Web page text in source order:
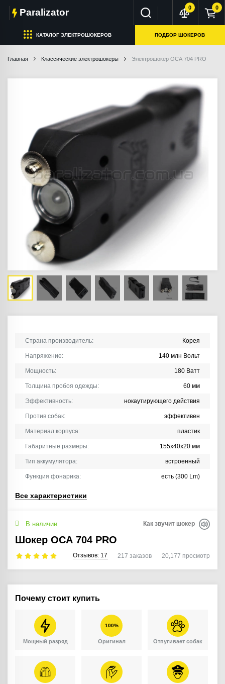
КАТАЛОГ ЭЛЕКТРОШОКЕРОВ ПОДБОР ШОКЕРОВ
Paralizator 0 0
Главная Классические электрошокеры Электрошокер ОСА 704 PRO
В наличии Как звучит шокер
Шокер ОСА 704 PRO
Отзывов: 17 217 заказов 20,177 просмотр
Страна производитель: Корея
Напряжение: 140 млн Вольт
Мощность: 180 Ватт
Толщина пробоя одежды: 60 мм
Эффективность: нокаутирующего действия
Против собак: эффективен
Материал корпуса: пластик
Габаритные размеры: 155х40х20 мм
Тип аккумулятора: встроенный
Функция фонарика: есть (300 Lm)
Все характеристики
Почему стоит купить
Мощный разряд
100%
Оригинал Отпугивает собак